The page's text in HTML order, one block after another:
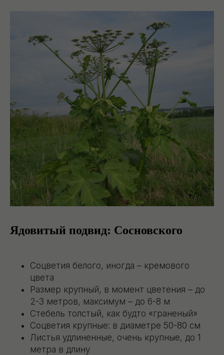
Ядовитый подвид: Сосновского
Соцветия белого, иногда – кремового
цвета
Размер крупный, в момент цветения – до
2-3 метров, максимум – до 6-8 м
Стебель толстый, как будто «граненый»
Соцветия крупные: в диаметре 50-80 см
Листья удлиненные, очень крупные, до 1
метра в длину